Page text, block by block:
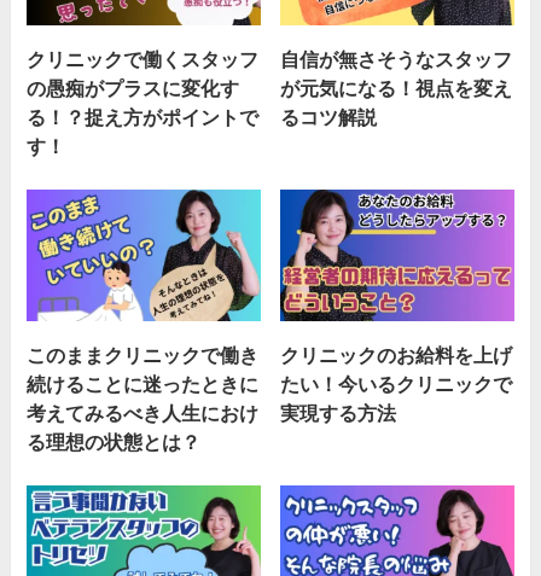
クリニックで働くスタッフ
の愚痴がプラスに変化す
る！？捉え方がポイントで
す！
自信が無さそうなスタッフ
が元気になる！視点を変え
るコツ解説
このままクリニックで働き
続けることに迷ったときに
考えてみるべき人生におけ
る理想の状態とは？
クリニックのお給料を上げ
たい！今いるクリニックで
実現する方法